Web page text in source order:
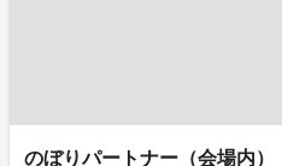
のぼりパートナー（会場内）